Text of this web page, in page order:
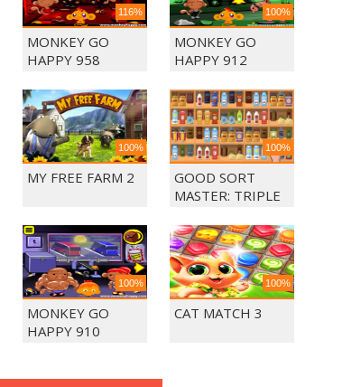
116%
MONKEY GO
HAPPY 958
100%
MONKEY GO
HAPPY 912
100%
MY FREE FARM 2
100%
GOOD SORT
MASTER: TRIPLE
100%
MONKEY GO
HAPPY 910
100%
CAT MATCH 3